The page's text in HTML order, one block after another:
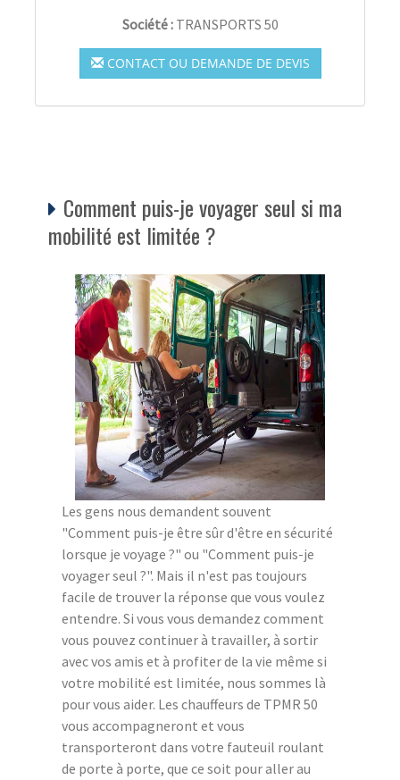
Société : TRANSPORTS 50
CONTACT OU DEMANDE DE DEVIS
Comment puis-je voyager seul si ma
mobilité est limitée ?
Les gens nous demandent souvent
"Comment puis-je être sûr d'être en sécurité
lorsque je voyage ?" ou "Comment puis-je
voyager seul ?". Mais il n'est pas toujours
facile de trouver la réponse que vous voulez
entendre. Si vous vous demandez comment
vous pouvez continuer à travailler, à sortir
avec vos amis et à profiter de la vie même si
votre mobilité est limitée, nous sommes là
pour vous aider. Les chauffeurs de TPMR 50
vous accompagneront et vous
transporteront dans votre fauteuil roulant
de porte à porte, que ce soit pour aller au